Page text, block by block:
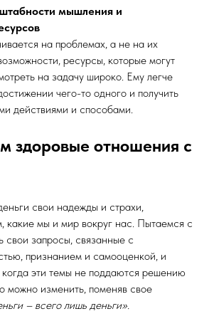
мышления и
на проблемах, а не на их
ресурсы, которые могут
на задачу широко. Ему легче
чего-то одного и получить
действиями и способами.
здоровые отношения с
свои надежды и страхи,
какие мы и мир вокруг нас. Пытаемся с
запросы, связанные с
признанием и самооценкой, и
когда эти темы не поддаются решению
можно изменить, поменяв свое
– всего лишь деньги».